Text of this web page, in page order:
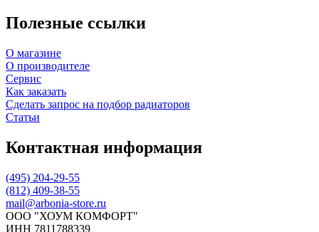
Полезные ссылки
О магазине
О производителе
Сервис
Как заказать
Сделать запрос на подбор радиаторов
Статьи
Контактная информация
(495) 204-29-55
(812) 409-38-55
mail@arbonia-store.ru
ООО "ХОУМ КОМФОРТ"
‍ИНН 7811788339